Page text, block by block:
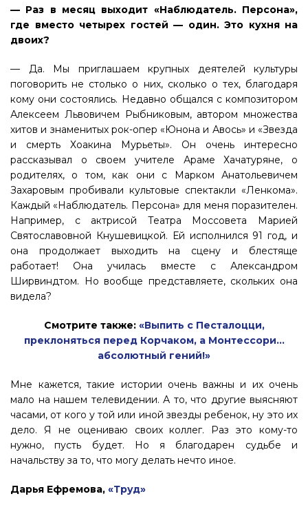
— Раз в месяц выходит «Наблюдатель. Персона»,
где вместо четырех гостей — один. Это кухня на
двоих?
— Да. Мы приглашаем крупных деятелей культуры
поговорить не столько о них, сколько о тех, благодаря
кому они состоялись. Недавно общался с композитором
Алексеем Львовичем Рыбниковым, автором множества
хитов и знаменитых рок-опер «Юнона и Авось» и «Звезда
и смерть Хоакина Мурьеты». Он очень интересно
рассказывал о своем учителе Араме Хачатуряне, о
родителях, о том, как они с Марком Анатольевичем
Захаровым пробивали культовые спектакли «Ленкома».
Каждый «Наблюдатель. Персона» для меня поразителен.
Например, с актрисой Театра Моссовета Марией
Святославовной Кнушевицкой. Ей исполнился 91 год, и
она продолжает выходить на сцену и блестяще
работает! Она училась вместе с Александром
Ширвиндтом. Но вообще представляете, скольких она
видела?
Смотрите также: «Выпить с Песталоцци,
преклоняться перед Корчаком, а Монтессори…
абсолютный гений!»
Мне кажется, такие истории очень важны и их очень
мало на нашем телевидении. А то, что другие выясняют
часами, от кого у той или иной звезды ребенок, ну это их
дело. Я не оцениваю своих коллег. Раз это кому-то
нужно, пусть будет. Но я благодарен судьбе и
начальству за то, что могу делать нечто иное.
Дарья Ефремова, «Труд»